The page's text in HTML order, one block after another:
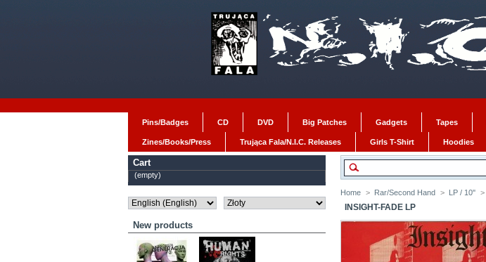
Pins/Badges CD DVD Big Patches Gadgets Tapes
Zines/Books/Press Trująca Fala/N.I.C. Releases Girls T-Shirt Hoodies
Cart
(empty)
New products
Home > Rar/Second Hand > LP / 10'' >
INSIGHT-FADE LP